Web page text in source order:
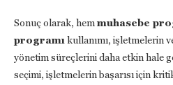
Sonuç olarak, hemmuhasebe
programı kullanımı, işletmelerin
yönetim süreçlerini daha etkin hale
seçimi, işletmelerin başarısı için